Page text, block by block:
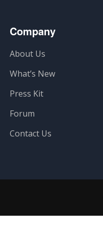
Company
About Us
What’s New
Press Kit
Forum
Contact Us